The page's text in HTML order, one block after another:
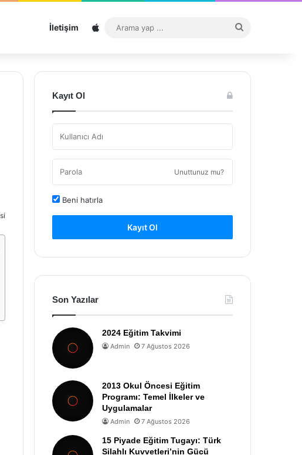
İletişim Sitemap
...
Kayıt Ol
Unuttunuz mu?
Beni hatırla
Kayıt Ol
Son Yazılar
2024 Eğitim Takvimi
Admin 7 Ağustos 2026
2013 Okul Öncesi Eğitim
Programı: Temel İlkeler ve
Uygulamalar
Admin 7 Ağustos 2026
15 Piyade Eğitim Tugayı: Türk
Silahlı Kuvvetleri’nin Gücü